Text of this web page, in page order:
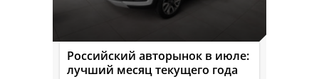
Российский авторынок в июле:
лучший месяц текущего года